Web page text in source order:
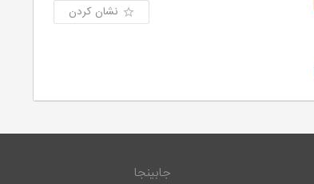
نشان کردن
جابینجا